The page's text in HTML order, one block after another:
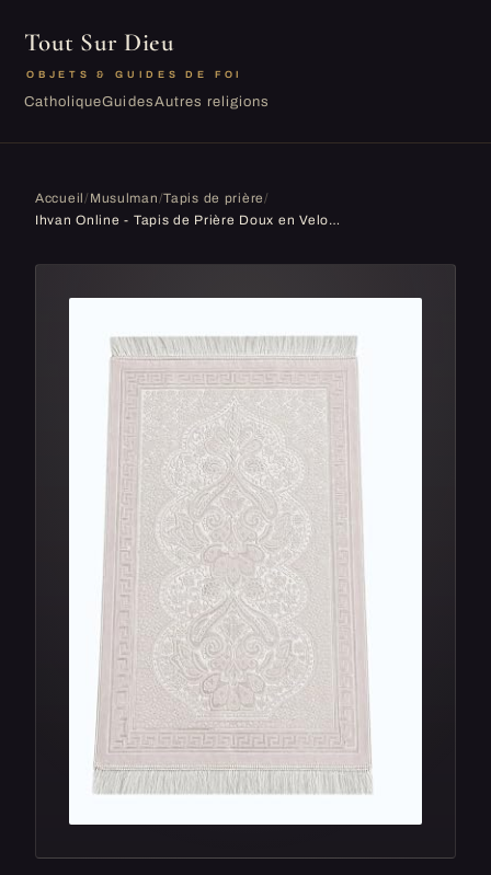
Tout Sur Dieu
OBJETS & GUIDES DE FOI
CatholiqueGuidesAutres religions
Accueil/ Musulman/Tapis de prière/
Ihvan Online - Tapis de Prière Doux en Velours Lux | Janamaz | Sajadah | Tapis de Prière Islamique Doux - Cadeaux Islamiques - Couleur : Crème